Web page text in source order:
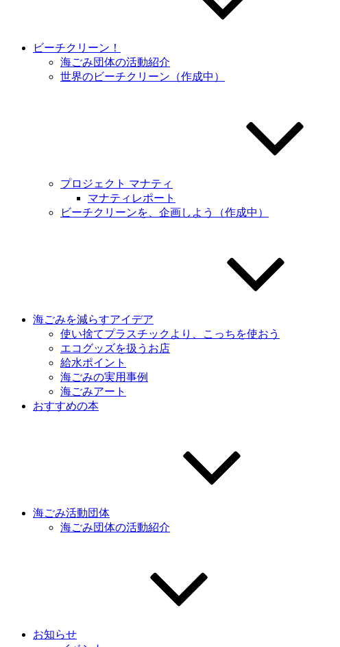
ビーチクリーン！
海ごみ団体の活動紹介
世界のビーチクリーン（作成中）
プロジェクト マナティ
マナティレポート
ビーチクリーンを、企画しよう（作成中）
海ごみを減らすアイデア
使い捨てプラスチックより、こっちを使おう
エコグッズを扱うお店
給水ポイント
海ごみの実用事例
海ごみアート
おすすめの本
海ごみ活動団体
海ごみ団体の活動紹介
お知らせ